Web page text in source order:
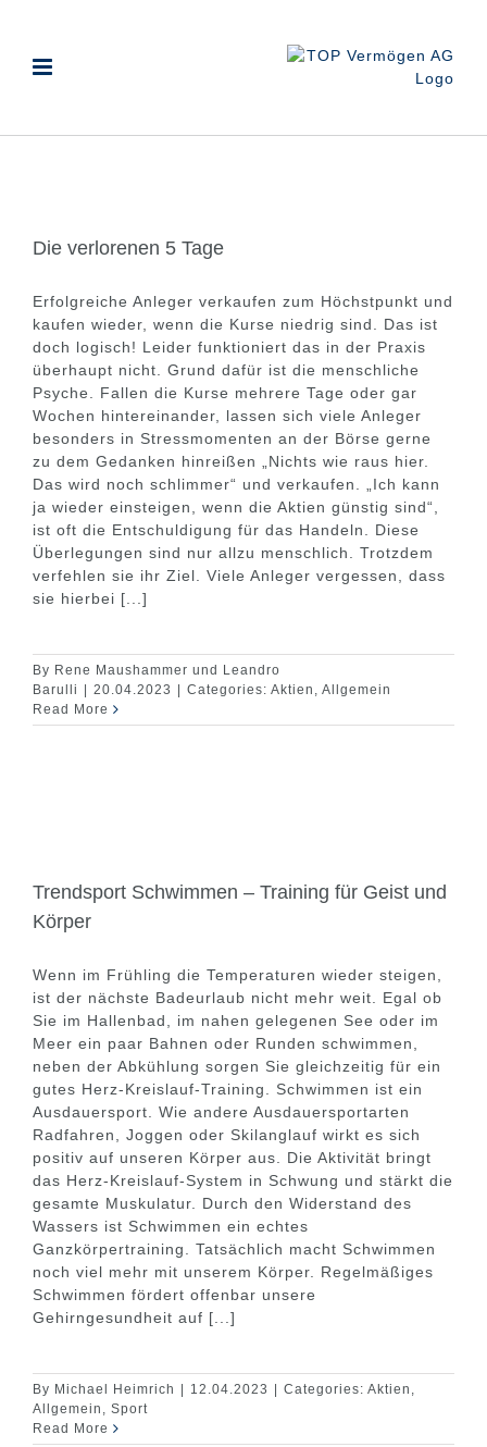
springen
Die verlorenen 5 Tage
Erfolgreiche Anleger verkaufen zum Höchstpunkt und
kaufen wieder, wenn die Kurse niedrig sind. Das ist
doch logisch! Leider funktioniert das in der Praxis
überhaupt nicht. Grund dafür ist die menschliche
Psyche. Fallen die Kurse mehrere Tage oder gar
Wochen hintereinander, lassen sich viele Anleger
besonders in Stressmomenten an der Börse gerne
zu dem Gedanken hinreißen „Nichts wie raus hier.
Das wird noch schlimmer“ und verkaufen. „Ich kann
ja wieder einsteigen, wenn die Aktien günstig sind“,
ist oft die Entschuldigung für das Handeln. Diese
Überlegungen sind nur allzu menschlich. Trotzdem
verfehlen sie ihr Ziel. Viele Anleger vergessen, dass
sie hierbei [...]
By Rene Maushammer und Leandro
Barulli
20.04.2023 Categories: Aktien , Allgemein
Read More
Trendsport Schwimmen – Training für Geist und
Körper
Wenn im Frühling die Temperaturen wieder steigen,
ist der nächste Badeurlaub nicht mehr weit. Egal ob
Sie im Hallenbad, im nahen gelegenen See oder im
Meer ein paar Bahnen oder Runden schwimmen,
neben der Abkühlung sorgen Sie gleichzeitig für ein
gutes Herz-Kreislauf-Training. Schwimmen ist ein
Ausdauersport. Wie andere Ausdauersportarten
Radfahren, Joggen oder Skilanglauf wirkt es sich
positiv auf unseren Körper aus. Die Aktivität bringt
das Herz-Kreislauf-System in Schwung und stärkt die
gesamte Muskulatur. Durch den Widerstand des
Wassers ist Schwimmen ein echtes
Ganzkörpertraining. Tatsächlich macht Schwimmen
noch viel mehr mit unserem Körper. Regelmäßiges
Schwimmen fördert offenbar unsere
Gehirngesundheit auf [...]
By Michael Heimrich 12.04.2023 Categories: Aktien ,
Allgemein , Sport
Read More